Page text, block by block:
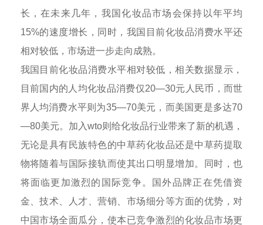
长，在未来几年，我国化妆品市场会保持以年平均
15%的速度增长，同时，我国目前化妆品消费水平还
相对较低，市场进一步走向成熟。
我国目前化妆品消费水平相对较低，相关数据显示，
目前国内的人均化妆品消费仅20—30元人民币，而世
界人均消费水平则为35—70美元，而美国更是多达70
—80美元。加入wto则给化妆品行业带来了新的机遇，
无论是具有民族特色的中草药化妆品还是中草药提取
物将随着与国际接轨而使其出口明显增加。同时，也
将面临更加激烈的国际竞争。国外品牌正在凭借资
金、技术、人才、营销、市场细分等方面的优势，对
中国市场全面瓜分，使本已竞争激烈的化妆品市场更